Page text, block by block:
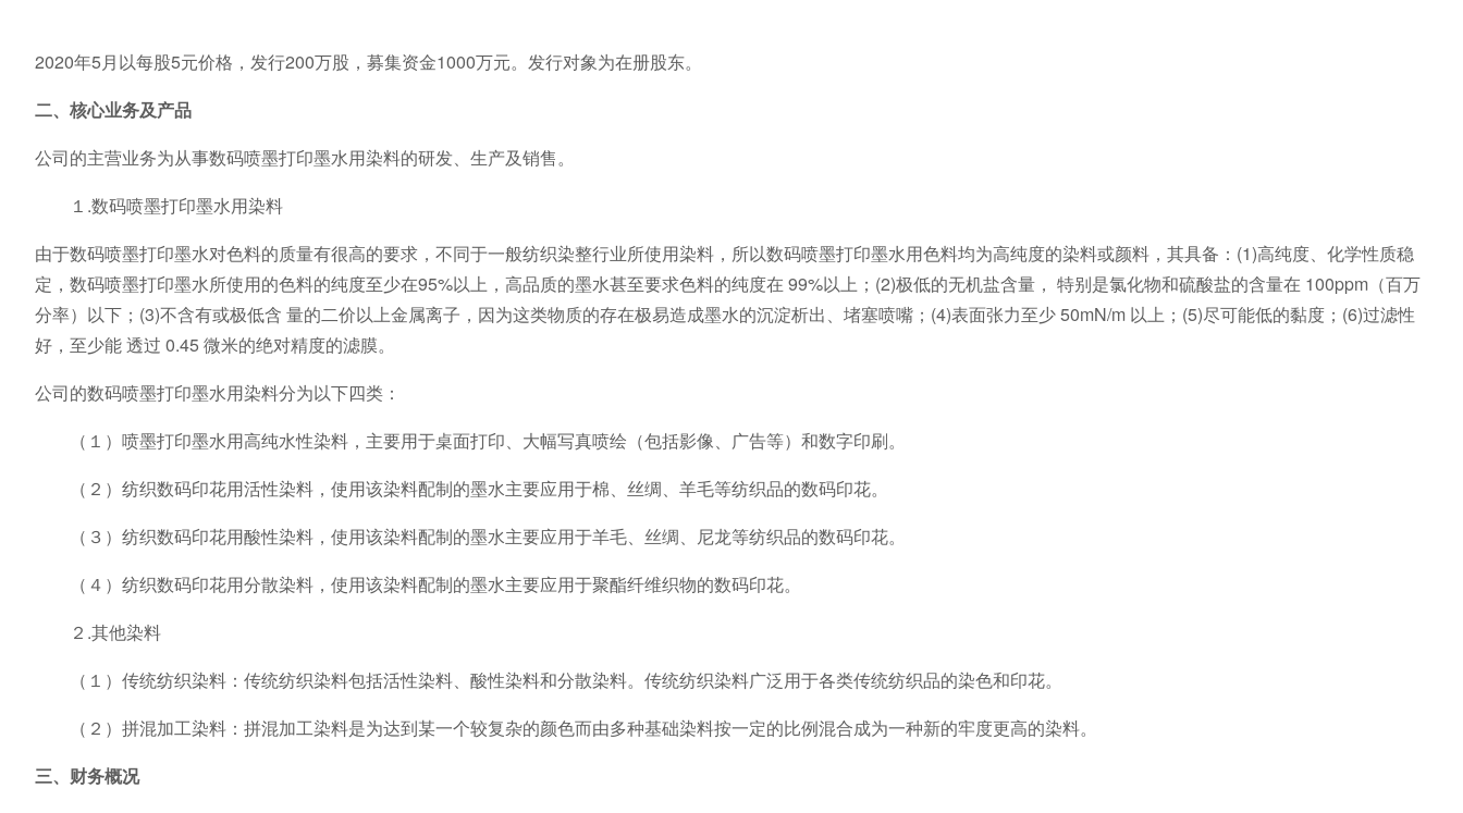
2020年5月以每股5元价格，发行200万股，募集资金1000万元。发行对象为在册股东。
二、核心业务及产品
公司的主营业务为从事数码喷墨打印墨水用染料的研发、生产及销售。
１.数码喷墨打印墨水用染料
由于数码喷墨打印墨水对色料的质量有很高的要求，不同于一般纺织染整行业所使用染料，所以数码喷墨打印墨水用色料均为高纯度的染料或颜料，其具备：(1)高纯度、化学性质稳
定，数码喷墨打印墨水所使用的色料的纯度至少在95%以上，高品质的墨水甚至要求色料的纯度在 99%以上；(2)极低的无机盐含量， 特别是氯化物和硫酸盐的含量在 100ppm（百万
分率）以下；(3)不含有或极低含 量的二价以上金属离子，因为这类物质的存在极易造成墨水的沉淀析出、堵塞喷嘴；(4)表面张力至少 50mN/m 以上；(5)尽可能低的黏度；(6)过滤性
好，至少能 透过 0.45 微米的绝对精度的滤膜。
公司的数码喷墨打印墨水用染料分为以下四类：
（１）喷墨打印墨水用高纯水性染料，主要用于桌面打印、大幅写真喷绘（包括影像、广告等）和数字印刷。
（２）纺织数码印花用活性染料，使用该染料配制的墨水主要应用于棉、丝绸、羊毛等纺织品的数码印花。
（３）纺织数码印花用酸性染料，使用该染料配制的墨水主要应用于羊毛、丝绸、尼龙等纺织品的数码印花。
（４）纺织数码印花用分散染料，使用该染料配制的墨水主要应用于聚酯纤维织物的数码印花。
２.其他染料
（１）传统纺织染料：传统纺织染料包括活性染料、酸性染料和分散染料。传统纺织染料广泛用于各类传统纺织品的染色和印花。
（２）拼混加工染料：拼混加工染料是为达到某一个较复杂的颜色而由多种基础染料按一定的比例混合成为一种新的牢度更高的染料。
三、财务概况